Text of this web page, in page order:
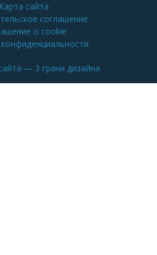
Карта сайта
соглашение
о cookie
— 3 грани дизайна